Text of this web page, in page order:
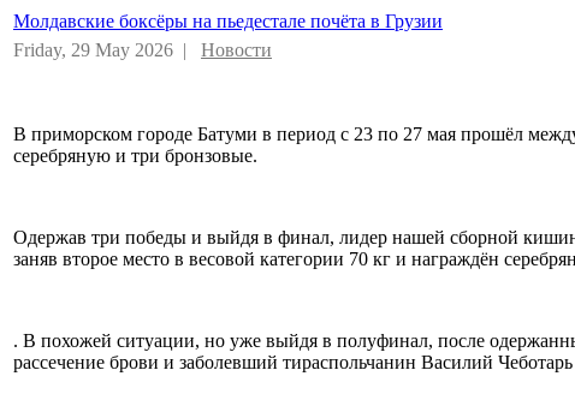
Молдавские боксёры на пьедестале почёта в Грузии
Friday, 29 May 2026 | Новости
В приморском городе Батуми в период с 23 по 27 мая прошёл
серебряную и три бронзовые.
Одержав три победы и выйдя в финал, лидер нашей сборной
заняв второе место в весовой категории 70 кг и награждён
. В похожей ситуации, но уже выйдя в полуфинал, после
рассечение брови и заболевший тираспольчанин Василий